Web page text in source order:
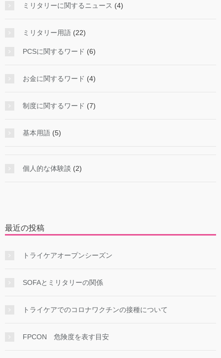
ミリタリーに関するニュース (4)
ミリタリー用語 (22)
PCSに関するワード (6)
お金に関するワード (4)
制度に関するワード (7)
基本用語 (5)
個人的な体験談 (2)
最近の投稿
トライケアオープンシーズン
SOFAとミリタリーの関係
トライケアでのコロナワクチンの接種について
FPCON 危険度を表す目安